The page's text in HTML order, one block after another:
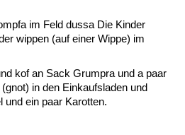
im Feld dussa Die Kinder
wippen (auf einer Wippe) im
kof an Sack Grumpra und a paar
in den Einkaufsladen und
und ein paar Karotten.